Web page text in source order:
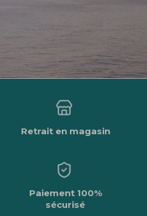
Retrait en magasin
Paiement 100%
sécurisé